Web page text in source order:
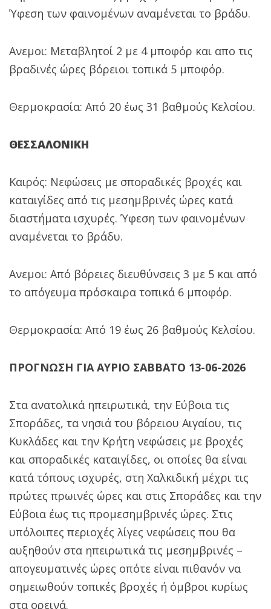
Ύφεση των φαινομένων αναμένεται το βράδυ.
Ανεμοι: Μεταβλητοί 2 με 4 μποφόρ και απο τις
βραδινές ώρες βόρειοι τοπικά 5 μποφόρ.
Θερμοκρασία: Από 20 έως 31 βαθμούς Κελσίου.
ΘΕΣΣΑΛΟΝΙΚΗ
Καιρός: Νεφώσεις με σποραδικές βροχές και
καταιγίδες από τις μεσημβρινές ώρες κατά
διαστήματα ισχυρές. Ύφεση των φαινομένων
αναμένεται το βράδυ.
Ανεμοι: Από βόρειες διευθύνσεις 3 με 5 και από
το απόγευμα πρόσκαιρα τοπικά 6 μποφόρ.
Θερμοκρασία: Από 19 έως 26 βαθμούς Κελσίου.
ΠΡΟΓΝΩΣΗ ΓΙΑ ΑΥΡΙΟ ΣΑΒΒΑΤΟ 13-06-2026
Στα ανατολικά ηπειρωτικά, την Εύβοια τις
Σποράδες, τα νησιά του βόρειου Αιγαίου, τις
Κυκλάδες και την Κρήτη νεφώσεις με βροχές
και σποραδικές καταιγίδες, οι οποίες θα είναι
κατά τόπους ισχυρές, στη Χαλκιδική μέχρι τις
πρώτες πρωινές ώρες και στις Σποράδες και την
Εύβοια έως τις προμεσημβρινές ώρες. Στις
υπόλοιπες περιοχές λίγες νεφώσεις που θα
αυξηθούν στα ηπειρωτικά τις μεσημβρινές –
απογευματινές ώρες οπότε είναι πιθανόν να
σημειωθούν τοπικές βροχές ή όμβροι κυρίως
στα ορεινά.